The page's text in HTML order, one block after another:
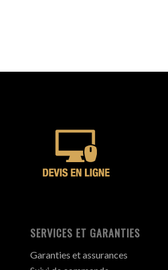
SERVICES ET GARANTIES
Garanties et assurances